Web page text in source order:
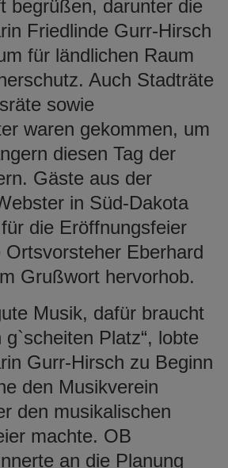
begrüßen, darunter die
Friedlinde Gurr-Hirsch
für ländlichen Raum
Auch Stadträte
sowie
waren gekommen, um
diesen Tag der
Gäste aus der
in Süd-Dakota
die Eröffnungsfeier
Ortsvorsteher Eberhard
Grußwort hervorhob.
Musik, dafür braucht
Platz“, lobte
Gurr-Hirsch zu Beginn
den Musikverein
den musikalischen
machte. OB
an die Planung